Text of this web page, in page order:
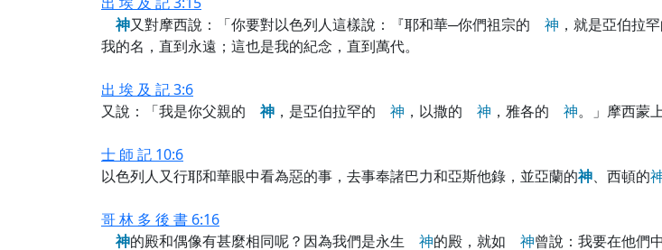
神又對摩西說：「你要對以色列人這樣說：『耶和華─你們祖宗的 神 ，就是亞伯拉
我的名，直到永遠；這也是我的紀念，直到萬代。
出 埃 及 記 3:6
又說：「我是你父親的神 ，是亞伯拉罕的 神 ，以撒的 神 ，雅各的 神。」摩西蒙
士 師 記 10:6
以色列人又行耶和華眼中看為惡的事，去事奉諸巴力和亞斯他錄，並亞蘭的神、西頓的
哥 林 多 後 書 6:16
神的殿和偶像有甚麼相同呢？因為我們是永生 神的殿，就如 神曾說：我要在他們